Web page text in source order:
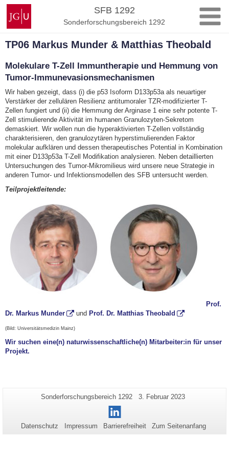
Zum
Inhalt
springen
Johannes
Gutenberg-
Universität
Mainz
SFB 1292
Sonderforschungsbereich 1292
TP06 Markus Munder & Matthias Theobald
Molekulare T-Zell Immuntherapie und Hemmung von
Tumor-Immunevasionsmechanismen
Wir haben gezeigt, dass (i) die p53 Isoform D133p53a als neuartiger
Verstärker der zellulären Resilienz antitumoraler TZR-modifizierter T-
Zellen fungiert und (ii) die Hemmung der Arginase 1 eine sehr potente T-
Zell stimulierende Aktivität im humanen Granulozyten-Sekretom
demaskiert. Wir wollen nun die hyperaktivierten T-Zellen vollständig
charakterisieren, den granulozytären hyperstimulierenden Faktor
molekular aufklären und dessen therapeutisches Potential in Kombination
mit einer D133p53a T-Zell Modifikation analysieren. Neben detaillierten
Untersuchungen des Tumor-Mikromilieus wird unsere neue Strategie in
anderen Tumor- und Infektionsmodellen des SFB untersucht werden.
Teilprojektleitende:
Prof.
Dr. Markus Munder
und Prof. Dr. Matthias Theobald
(Bild: Universitätsmedizin Mainz)
Wir suchen eine(n) naturwissenschaftliche(n) Mitarbeiter:in für unser
Projekt.
Zusätzliche
Informationen
zu
dieser
Seiten-
Sonderforschungsbereich 1292
Letzte
3. Februar 2023
LinkedIn
Datenschutz Impressum Barrierefreiheit Zum Seitenanfang